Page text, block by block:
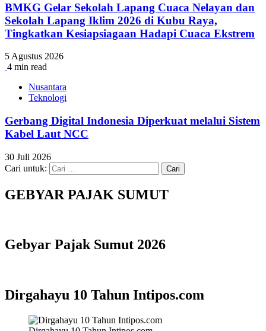
BMKG Gelar Sekolah Lapang Cuaca Nelayan dan
Sekolah Lapang Iklim 2026 di Kubu Raya,
Tingkatkan Kesiapsiagaan Hadapi Cuaca Ekstrem
5 Agustus 2026
4 min read
Nusantara
Teknologi
Gerbang Digital Indonesia Diperkuat melalui Sistem
Kabel Laut NCC
30 Juli 2026
Cari untuk:
GEBYAR PAJAK SUMUT
Gebyar Pajak Sumut 2026
Dirgahayu 10 Tahun Intipos.com